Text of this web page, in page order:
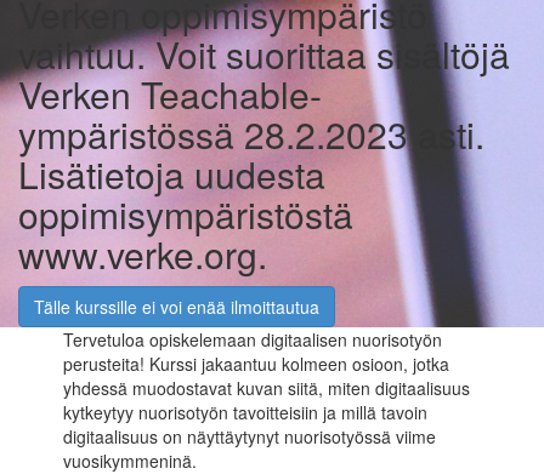
Verken oppimisympäristö
vaihtuu. Voit suorittaa sisältöjä
Verken Teachable-
ympäristössä 28.2.2023 asti.
Lisätietoja uudesta
oppimisympäristöstä
www.verke.org.
Tälle kurssille ei voi enää ilmoittautua
Tervetuloa opiskelemaan digitaalisen nuorisotyön
perusteita! Kurssi jakaantuu kolmeen osioon, jotka
yhdessä muodostavat kuvan siitä, miten digitaalisuus
kytkeytyy nuorisotyön tavoitteisiin ja millä tavoin
digitaalisuus on näyttäytynyt nuorisotyössä viime
vuosikymmeninä.